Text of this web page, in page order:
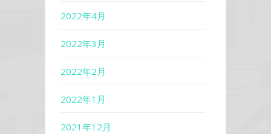
2022年4月
2022年3月
2022年2月
2022年1月
2021年12月